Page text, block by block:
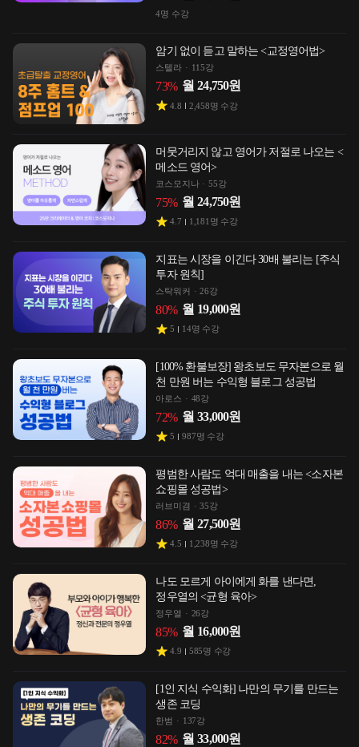
4명 수강
암기 없이 듣고 말하는 <교정영어법>
스텔라 115강
73% 월 24,750원
4.8 2,458명 수강
머뭇거리지 않고 영어가 저절로 나오는 <
메소드 영어>
코스모지나 55강
75% 월 24,750원
4.7 1,181 명 수강
지표는 시장을 이긴다 30배 불리는 [주식
투자 원칙]
스탁워커 26강
80% 월 19,000원
5 14명 수강
[100% 환불보장] 왕초보도 무자본으로 월
천 만원 버는 수익형 블로그 성공법
아로스 48강
72% 월 33,000원
5 987명 수강
평범한 사람도 억대 매출을 내는 <소자본
쇼핑몰 성공법>
러브미겸 35강
86% 월 27,500원
4.5 1,238명 수강
나도 모르게 아이에게 화를 낸다면,
정우열의 <균형 육아>
정우열 26강
85% 월 16,000원
4.9 585명 수강
[1인 지식 수익화] 나만의 무기를 만드는
생존 코딩
한범 137강
82% 월 33,000원